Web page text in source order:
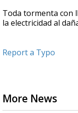
Toda tormenta con
la electricidad al
Report a Typo
More News